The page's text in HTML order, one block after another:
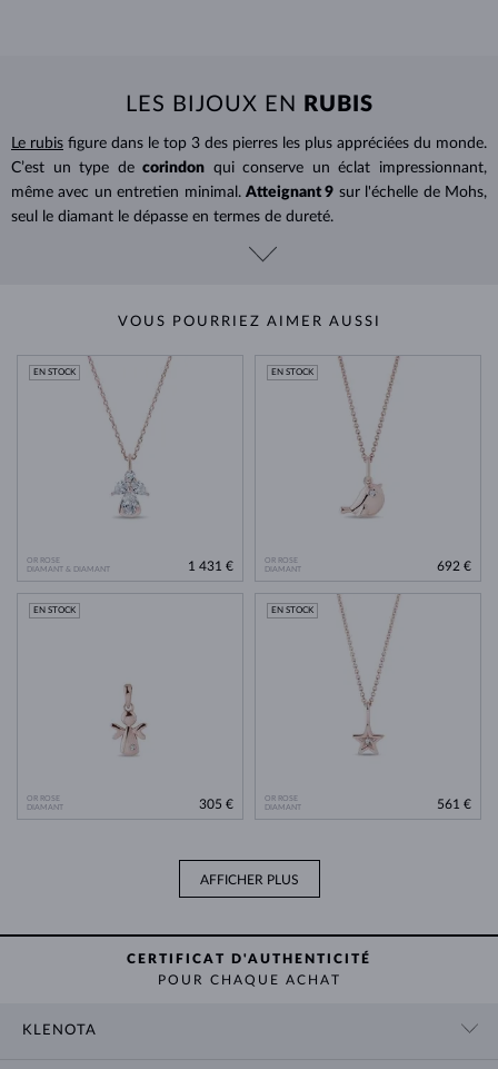
LES BIJOUX EN RUBIS
Le rubis figure dans le top 3 des pierres les plus appréciées du monde.
C’est un type de corindon qui conserve un éclat impressionnant,
même avec un entretien minimal. Atteignant 9 sur l'échelle de Mohs,
seul le diamant le dépasse en termes de dureté.
VOUS POURRIEZ AIMER AUSSI
OR ROSE
DIAMANT & DIAMANT
EN STOCK
1 431 €
OR ROSE
DIAMANT
EN STOCK
692 €
OR ROSE
DIAMANT
EN STOCK
305 €
OR ROSE
DIAMANT
EN STOCK
561 €
AFFICHER PLUS
CERTIFICAT D'AUTHENTICITÉ
POUR CHAQUE ACHAT
KLENOTA